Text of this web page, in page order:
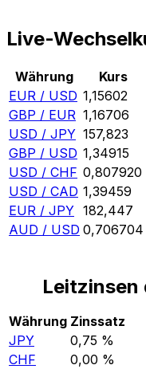
Live-
Währung Kurs
EUR / USD 1,15602
GBP / EUR 1,16706
USD / JPY 157,823
GBP / USD 1,34915
USD / CHF 0,807920
USD / CAD 1,39459
EUR / JPY 182,447
AUD / USD 0,706704
Leitzinsen
Währung Zinssatz
JPY
0,75 %
CHF
0,00 %